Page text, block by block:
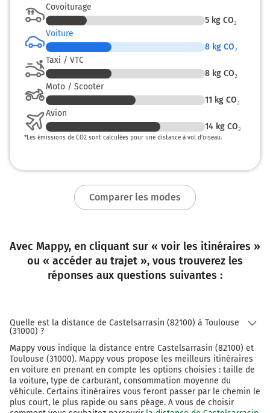
Covoiturage
5 kg CO₂
Voiture
8 kg CO₂
Taxi / VTC
8 kg CO₂
Moto / Scooter
11 kg CO₂
Avion
14 kg CO₂
*Les émissions de CO2 sont calculées pour une distance à vol d’oiseau.
Comparer les modes
Avec Mappy, en cliquant sur « voir les itinéraires »
ou « accéder au trajet », vous trouverez les
réponses aux questions suivantes :
Quelle est la distance de Castelsarrasin (82100) à Toulouse
(31000) ?
Mappy vous indique la distance entre Castelsarrasin (82100) et
Toulouse (31000). Mappy vous propose les meilleurs itinéraires
en voiture en prenant en compte les options choisies : taille de
la voiture, type de carburant, consommation moyenne du
véhicule. Certains itinéraires vous feront passer par le chemin le
plus court, le plus rapide ou sans péage. A vous de choisir